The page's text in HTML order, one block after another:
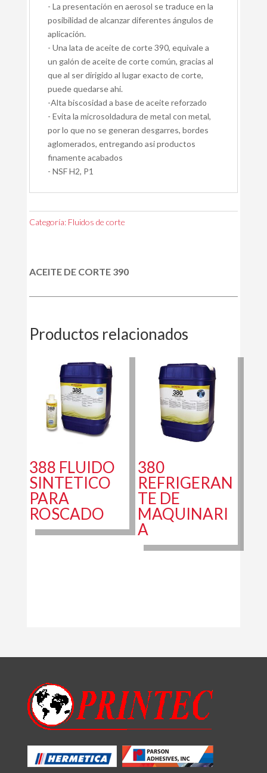
- La presentación en aerosol se traduce en la
posibilidad de alcanzar diferentes ángulos de
aplicación.
- Una lata de aceite de corte 390, equivale a
un galón de aceite de corte común, gracias al
que al ser dirigido al lugar exacto de corte,
puede quedarse ahi.
-Alta biscosidad a base de aceite reforzado
- Evita la microsoldadura de metal con metal,
por lo que no se generan desgarres, bordes
aglomerados, entregando asi productos
finamente acabados
- NSF H2, P1
Categoría: Fluidos de corte
ACEITE DE CORTE 390
Productos relacionados
388 FLUIDO
SINTETICO
PARA
ROSCADO
380
REFRIGERAN
TE DE
MAQUINARI
A